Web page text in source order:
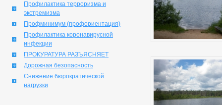
Профилактика терроризма и
экстремизма
Профминимум (профориентация)
Профилактика коронавирусной
инфекции
ПРОКУРАТУРА РАЗЪЯСНЯЕТ
Дорожная безопасность
Снижение бюрократической
нагрузки